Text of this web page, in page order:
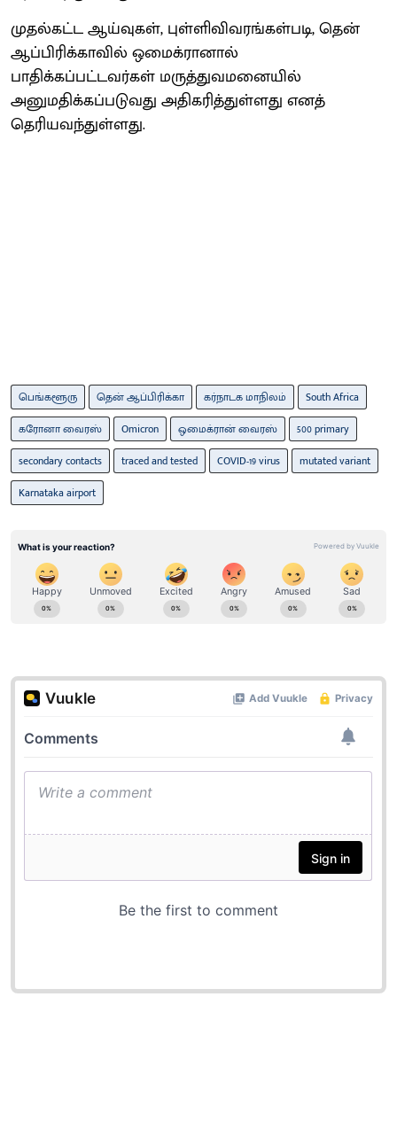
முதல்கட்ட ஆய்வுகள், புள்ளிவிவரங்கள்படி, தென்
ஆப்பிரிக்காவில் ஒமைக்ரானால்
பாதிக்கப்பட்டவர்கள் மருத்துவமனையில்
அனுமதிக்கப்படுவது அதிகரித்துள்ளது எனத்
தெரியவந்துள்ளது.
பெங்களூரு தென் ஆப்பிரிக்கா கர்நாடக மாநிலம்
South Africa
கரோனா வைரஸ்
Omicron ஒமைக்ரான் வைரஸ்
500 primary
secondary contacts
traced and tested COVID-19 virus
mutated variant
Karnataka airport